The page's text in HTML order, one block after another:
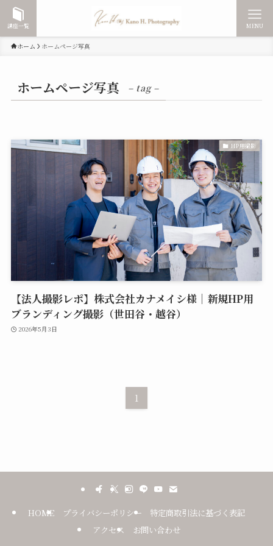
講座一覧 MENU
ホーム ホームページ写真
ホームページ写真 – tag –
HP用撮影
【法人撮影レポ】株式会社カナメイシ様｜新規HP用
ブランディング撮影（世田谷・越谷）
2026年5月3日
1
HOME プライバシーポリシー
特定商取引法に基づく表記
アクセス
お問い合わせ